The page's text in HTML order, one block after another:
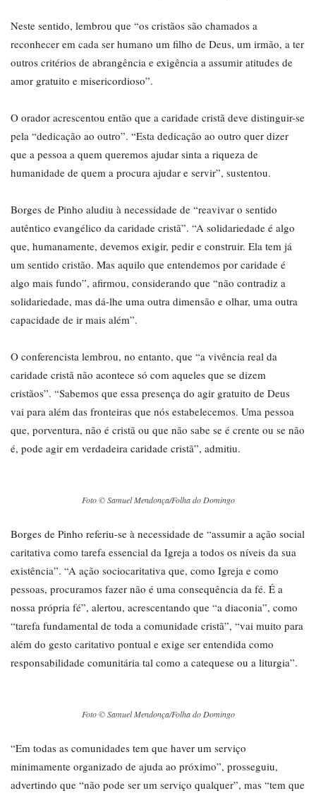
Neste sentido, lembrou que “os cristãos são chamados a
reconhecer em cada ser humano um filho de Deus, um irmão, a ter
outros critérios de abrangência e exigência a assumir atitudes de
amor gratuito e misericordioso”.
O orador acrescentou então que a caridade cristã deve distinguir-se
pela “dedicação ao outro”. “Esta dedicação ao outro quer dizer
que a pessoa a quem queremos ajudar sinta a riqueza de
humanidade de quem a procura ajudar e servir”, sustentou.
Borges de Pinho aludiu à necessidade de “reavivar o sentido
autêntico evangélico da caridade cristã”. “A solidariedade é algo
que, humanamente, devemos exigir, pedir e construir. Ela tem já
um sentido cristão. Mas aquilo que entendemos por caridade é
algo mais fundo”, afirmou, considerando que “não contradiz a
solidariedade, mas dá-lhe uma outra dimensão e olhar, uma outra
capacidade de ir mais além”.
O conferencista lembrou, no entanto, que “a vivência real da
caridade cristã não acontece só com aqueles que se dizem
cristãos”. “Sabemos que essa presença do agir gratuito de Deus
vai para além das fronteiras que nós estabelecemos. Uma pessoa
que, porventura, não é cristã ou que não sabe se é crente ou se não
é, pode agir em verdadeira caridade cristã”, admitiu.
Foto © Samuel Mendonça/Folha do Domingo
Borges de Pinho referiu-se à necessidade de “assumir a ação social
caritativa como tarefa essencial da Igreja a todos os níveis da sua
existência”. “A ação sociocaritativa que, como Igreja e como
pessoas, procuramos fazer não é uma consequência da fé. É a
nossa própria fé”, alertou, acrescentando que “a diaconia”, como
“tarefa fundamental de toda a comunidade cristã”, “vai muito para
além do gesto caritativo pontual e exige ser entendida como
responsabilidade comunitária tal como a catequese ou a liturgia”.
Foto © Samuel Mendonça/Folha do Domingo
“Em todas as comunidades tem que haver um serviço
minimamente organizado de ajuda ao próximo”, prosseguiu,
advertindo que “não pode ser um serviço qualquer”, mas “tem que